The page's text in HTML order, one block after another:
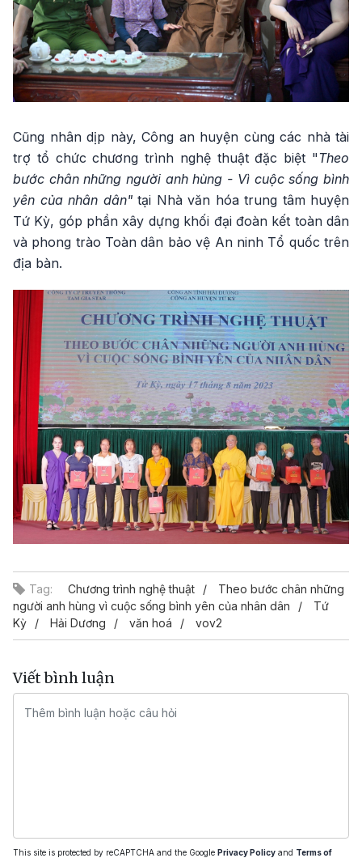
Cũng nhân dịp này, Công an huyện cùng các nhà tài
trợ tổ chức chương trình nghệ thuật đặc biệt "Theo
bước chân những người anh hùng - Vì cuộc sống bình
yên của nhân dân" tại Nhà văn hóa trung tâm huyện
Tứ Kỳ, góp phần xây dựng khối đại đoàn kết toàn dân
và phong trào Toàn dân bảo vệ An ninh Tổ quốc trên
địa bàn.
Tag: Chương trình nghệ thuật
Theo bước chân những
người anh hùng vì cuộc sống bình yên của nhân dân
Tứ
Kỳ
Hải Dương văn hoá vov2
Viết bình luận
This site is protected by reCAPTCHA and the Google Privacy Policy and Terms of